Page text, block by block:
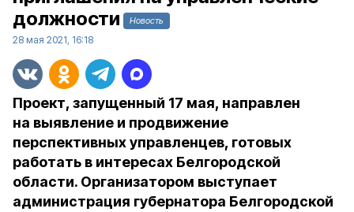
должности
Новость
28 мая 2021, 16:18
Проект, запущенный 17 мая, направлен
на выявление и продвижение
перспективных управленцев, готовых
работать в интересах Белгородской
области. Организатором выступает
администрация губернатора Белгородской